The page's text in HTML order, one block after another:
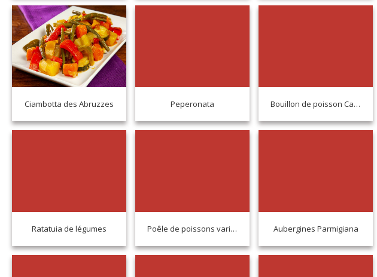
Ciambotta des Abruzzes Peperonata Bouillon de poisson Caorlina
Ratatuia de légumes Poêle de poissons variés Aubergines Parmigiana